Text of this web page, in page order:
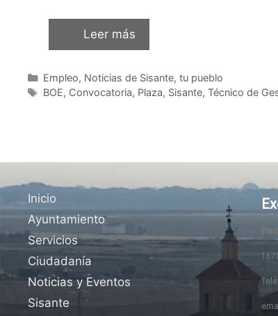
Leer más
Empleo, Noticias de Sisante, tu pueblo
BOE, Convocatoria, Plaza, Sisante, Técnico de
Inicio
Ayuntamiento
Servicios
Ciudadanía
Noticias y Eventos
Sisante